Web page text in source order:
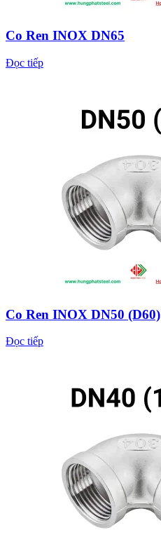
Co Ren INOX DN65
Đọc tiếp
Co Ren INOX DN50 (D60)
Đọc tiếp